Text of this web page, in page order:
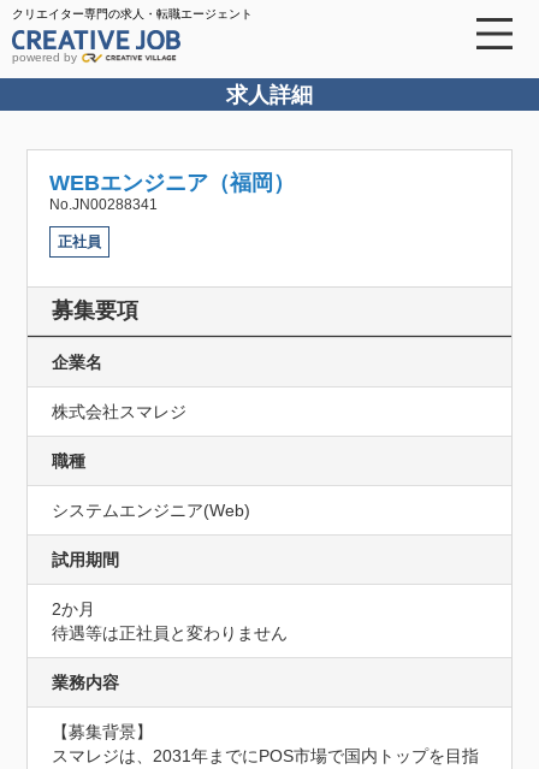
クリエイター専門の求人・転職エージェント
powered by
求人詳細
WEBエンジニア（福岡）
No.JN00288341
正社員
募集要項
企業名
株式会社スマレジ
職種
システムエンジニア(Web)
試用期間
2か月
待遇等は正社員と変わりません
業務内容
【募集背景】
スマレジは、2031年までにPOS市場で国内トップを目指